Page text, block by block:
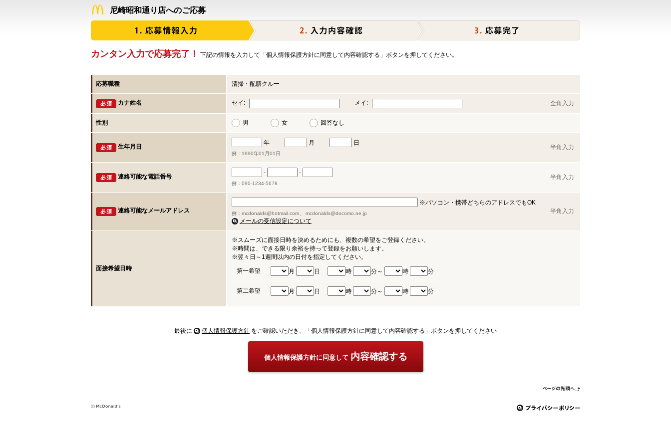
尼崎昭和通り店へのご応募
カンタン入力で応募完了！ 下記の情報を入力して「個人情報保護方針に同意して内容確認する」ボタンを押してください。
応募職種 清掃・配膳クルー
カナ姓名 セイ: メイ: 全角入力
性別 男 女 回答なし
生年月日
年 月 日
例：1990年01月01日
半角入力
連絡可能な電話番号
- -
例：090-1234-5678
半角入力
連絡可能なメールアドレス
※パソコン・携帯どちらのアドレスでもOK
例：mcdonalds@hotmail.com、 mcdonalds@docomo.ne.jp
メールの受信設定について
半角入力
面接希望日時
※スムーズに面接日時を決めるためにも、複数の希望をご登録ください。
※時間は、できる限り余裕を持って登録をお願いします。
※翌々日～1週間以内の日付を指定してください。
第一希望
月 日 時 分～ 時 分
第二希望 月 日 時 分～ 時 分
最後に 個人情報保護方針 をご確認いただき、「個人情報保護方針に同意して内容確認する」ボタンを押してください
個人情報保護方針に同意して 内容確認する